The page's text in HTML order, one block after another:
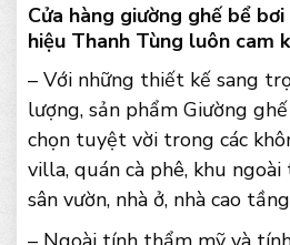
Cửa hàng giường ghế bể
hiệu Thanh Tùng luôn cam
– Với những thiết kế sang
lượng, sản phẩm Giường
chọn tuyệt vời trong các
villa, quán cà phê, khu
sân vườn, nhà ở, nhà cao